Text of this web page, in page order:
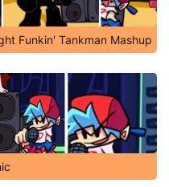
Funkin' Tankman Mashup